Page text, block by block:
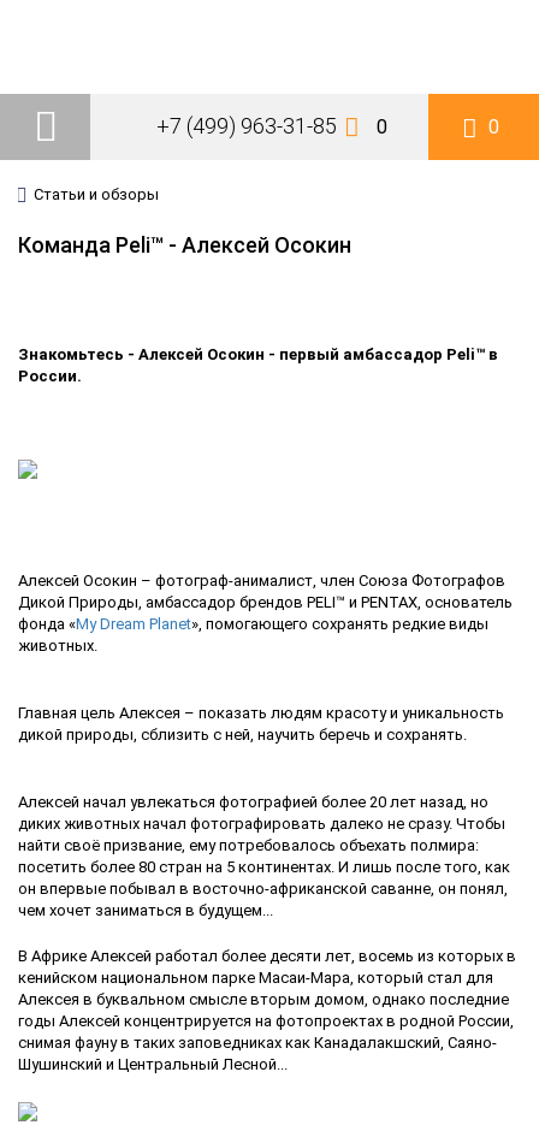
+7 (499) 963-31-85 0 0
Статьи и обзоры
Команда Peli™ - Алексей Осокин
Знакомьтесь - Алексей Осокин - первый амбассадор Peli™ в
России.
Алексей Осокин – фотограф-анималист, член Союза Фотографов
Дикой Природы, амбассадор брендов PELI™ и PENTAX, основатель
фонда «My Dream Planet», помогающего сохранять редкие виды
животных.
Главная цель Алексея – показать людям красоту и уникальность
дикой природы, сблизить с ней, научить беречь и сохранять.
Алексей начал увлекаться фотографией более 20 лет назад, но
диких животных начал фотографировать далеко не сразу. Чтобы
найти своё призвание, ему потребовалось объехать полмира:
посетить более 80 стран на 5 континентах. И лишь после того, как
он впервые побывал в восточно-африканской саванне, он понял,
чем хочет заниматься в будущем...
В Африке Алексей работал более десяти лет, восемь из которых в
кенийском национальном парке Масаи-Мара, который стал для
Алексея в буквальном смысле вторым домом, однако последние
годы Алексей концентрируется на фотопроектах в родной России,
снимая фауну в таких заповедниках как Канадалакшский, Саяно-
Шушинский и Центральный Лесной...